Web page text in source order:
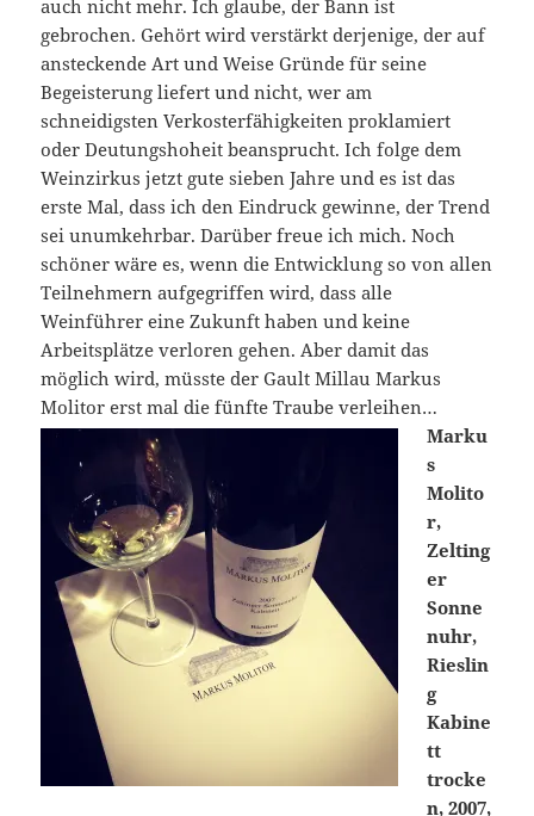
auch nicht mehr. Ich glaube, der Bann ist
gebrochen. Gehört wird verstärkt derjenige, der auf
ansteckende Art und Weise Gründe für seine
Begeisterung liefert und nicht, wer am
schneidigsten Verkosterfähigkeiten proklamiert
oder Deutungshoheit beansprucht. Ich folge dem
Weinzirkus jetzt gute sieben Jahre und es ist das
erste Mal, dass ich den Eindruck gewinne, der Trend
sei unumkehrbar. Darüber freue ich mich. Noch
schöner wäre es, wenn die Entwicklung so von allen
Teilnehmern aufgegriffen wird, dass alle
Weinführer eine Zukunft haben und keine
Arbeitsplätze verloren gehen. Aber damit das
möglich wird, müsste der Gault Millau Markus
Molitor erst mal die fünfte Traube verleihen…
Marku
s
Molito
r,
Zelting
er
Sonne
nuhr,
Rieslin
g
Kabine
tt
trocke
n, 2007,